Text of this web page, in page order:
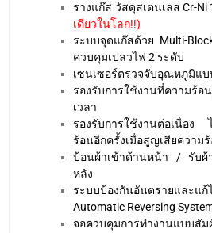
รางแก๊ส วัสดุสเตนเลส Cr-Ni
เดียวในโลก!!)
ระบบจุดแก๊สด้วย Multi-
ควบคุมเปลวไฟ 2 ระดับ
เซนเซอร์ตรวจจับอุณหภูมิแบ
รองรับการใช้งานที่ความร้
เวลา
รองรับการใช้งานต่อเนื่อง
ร้อนอีกครั้งเมื่อสูญเสียความ
ป้อนผ้าเข้าด้านหน้า / รับผ้
หลัง
ระบบป้องกันอันตรายและแก้
Automatic Reversing
จอควบคุมการทำงานแบบสัม